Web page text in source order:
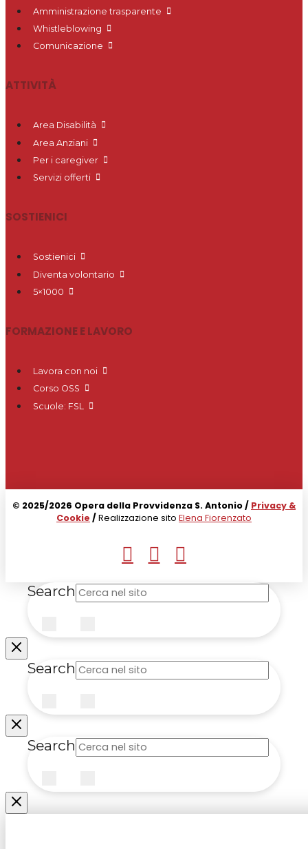
Amministrazione trasparente
Whistleblowing
Comunicazione
ATTIVITÀ
Area Disabilità
Area Anziani
Per i caregiver
Servizi offerti
SOSTIENICI
Sostienici
Diventa volontario
5×1000
FORMAZIONE E LAVORO
Lavora con noi
Corso OSS
Scuole: FSL
© 2025/2026 Opera della Provvidenza S. Antonio / Privacy &
Cookie /Realizzazione sito Elena Fiorenzato
Search
Search
Search